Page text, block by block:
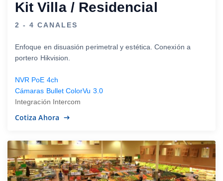
Kit Villa / Residencial
2 - 4 CANALES
Enfoque en disuasión perimetral y estética. Conexión a
portero Hikvision.
NVR PoE 4ch
Cámaras Bullet ColorVu 3.0
Integración Intercom
Cotiza Ahora